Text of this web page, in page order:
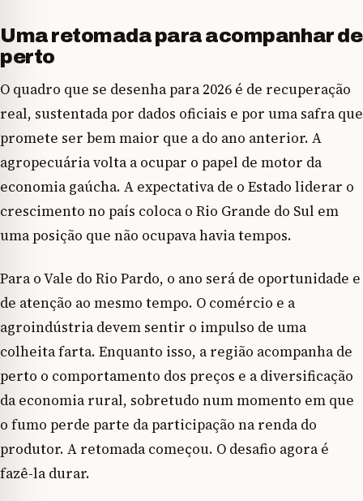
Uma retomada para acompanhar de
perto
O quadro que se desenha para 2026 é de recuperação
real, sustentada por dados oficiais e por uma safra que
promete ser bem maior que a do ano anterior. A
agropecuária volta a ocupar o papel de motor da
economia gaúcha. A expectativa de o Estado liderar o
crescimento no país coloca o Rio Grande do Sul em
uma posição que não ocupava havia tempos.
Para o Vale do Rio Pardo, o ano será de oportunidade e
de atenção ao mesmo tempo. O comércio e a
agroindústria devem sentir o impulso de uma
colheita farta. Enquanto isso, a região acompanha de
perto o comportamento dos preços e a diversificação
da economia rural, sobretudo num momento em que
o fumo perde parte da participação na renda do
produtor. A retomada começou. O desafio agora é
fazê-la durar.